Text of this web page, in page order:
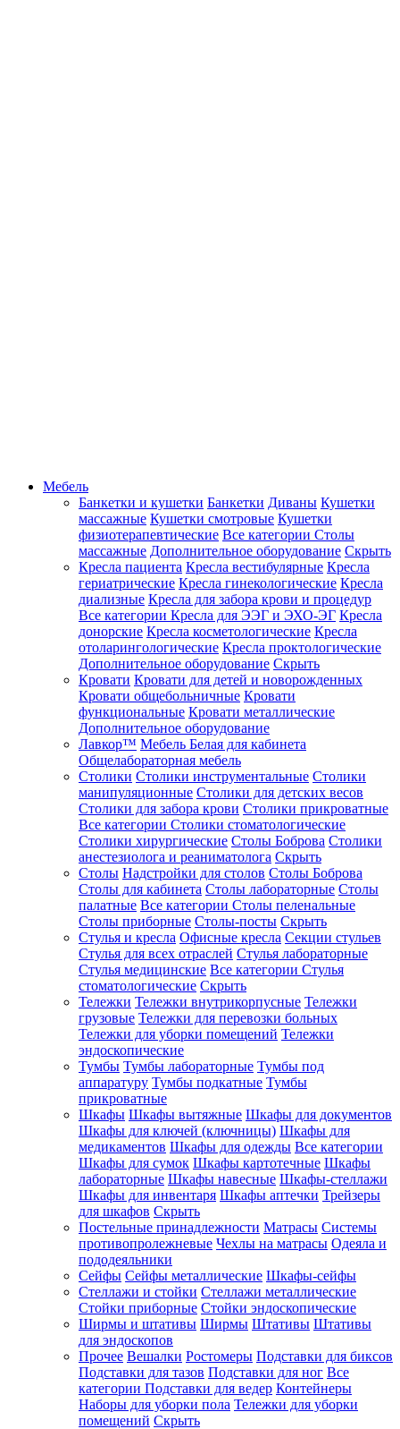
Мебель
Банкетки и кушетки Банкетки Диваны Кушетки
массажные Кушетки смотровые Кушетки
физиотерапевтические Все категории Столы
массажные Дополнительное оборудование Скрыть
Кресла пациента Кресла вестибулярные Кресла
гериатрические Кресла гинекологические Кресла
диализные Кресла для забора крови и процедур
Все категории Кресла для ЭЭГ и ЭХО-ЭГ Кресла
донорские Кресла косметологические Кресла
отоларингологические Кресла проктологические
Дополнительное оборудование Скрыть
Кровати Кровати для детей и новорожденных
Кровати общебольничные Кровати
функциональные Кровати металлические
Дополнительное оборудование
Лавкор™ Мебель Белая для кабинета
Общелабораторная мебель
Столики Столики инструментальные Столики
манипуляционные Столики для детских весов
Столики для забора крови Столики прикроватные
Все категории Столики стоматологические
Столики хирургические Столы Боброва Столики
анестезиолога и реаниматолога Скрыть
Столы Надстройки для столов Столы Боброва
Столы для кабинета Столы лабораторные Столы
палатные Все категории Столы пеленальные
Столы приборные Столы-посты Скрыть
Стулья и кресла Офисные кресла Секции стульев
Стулья для всех отраслей Стулья лабораторные
Стулья медицинские Все категории Стулья
стоматологические Скрыть
Тележки Тележки внутрикорпусные Тележки
грузовые Тележки для перевозки больных
Тележки для уборки помещений Тележки
эндоскопические
Тумбы Тумбы лабораторные Тумбы под
аппаратуру Тумбы подкатные Тумбы
прикроватные
Шкафы Шкафы вытяжные Шкафы для документов
Шкафы для ключей (ключницы) Шкафы для
медикаментов Шкафы для одежды Все категории
Шкафы для сумок Шкафы картотечные Шкафы
лабораторные Шкафы навесные Шкафы-стеллажи
Шкафы для инвентаря Шкафы аптечки Трейзеры
для шкафов Скрыть
Постельные принадлежности Матрасы Системы
противопролежневые Чехлы на матрасы Одеяла и
пододеяльники
Сейфы Сейфы металлические Шкафы-сейфы
Стеллажи и стойки Стеллажи металлические
Стойки приборные Стойки эндоскопические
Ширмы и штативы Ширмы Штативы Штативы
для эндоскопов
Прочее Вешалки Ростомеры Подставки для биксов
Подставки для тазов Подставки для ног Все
категории Подставки для ведер Контейнеры
Наборы для уборки пола Тележки для уборки
помещений Скрыть